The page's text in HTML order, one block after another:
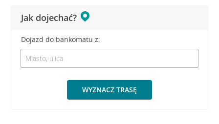
Jak dojechać?
Dojazd do bankomatu z:
WYZNACZ TRASĘ